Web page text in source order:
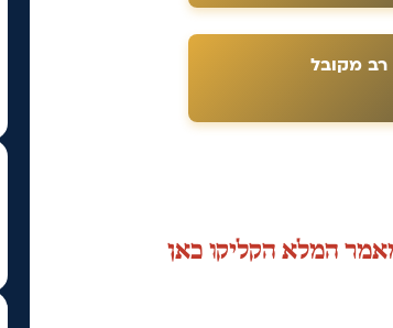
מקובל
המלא הקליקו כאן